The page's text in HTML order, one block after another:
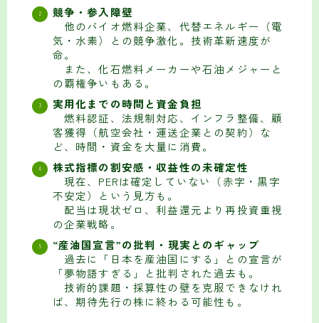
競争・参入障壁
他のバイオ燃料企業、代替エネルギー（電
気・水素）との競争激化。技術革新速度が
命。
また、化石燃料メーカーや石油メジャーと
の覇権争いもある。
実用化までの時間と資金負担
燃料認証、法規制対応、インフラ整備、顧
客獲得（航空会社・運送企業との契約）な
ど、時間・資金を大量に消費。
株式指標の割安感・収益性の未確定性
現在、PERは確定していない（赤字・黒字
不安定）という見方も。
配当は現状ゼロ、利益還元より再投資重視
の企業戦略。
“産油国宣言”の批判・現実とのギャップ
過去に「日本を産油国にする」との宣言が
「夢物語すぎる」と批判された過去も。
技術的課題・採算性の壁を克服できなけれ
ば、期待先行の株に終わる可能性も。